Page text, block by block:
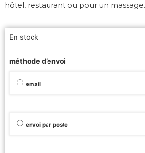
hôtel, restaurant ou pour un massage.
En stock
méthode d’envoi
email
envoi par poste